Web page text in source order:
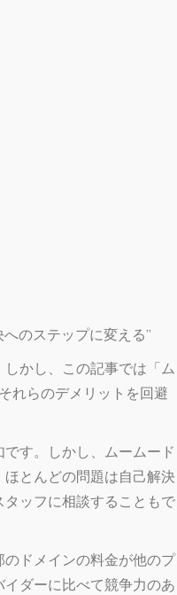
のステップに変える”
かし、この記事では「ム
れらのデメリットを回避
す。しかし、ムームード
とんどの問題は自己解決
ッフに相談することもで
ドメインの料金が他のプ
ダーに比べて競争力のあ